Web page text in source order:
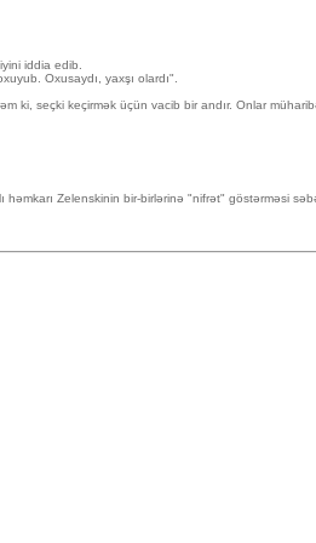
iddia edib.
Oxusaydı, yaxşı olardı".
ki, seçki keçirmək üçün vacib bir andır. Onlar
Zelenskinin bir-birlərinə "nifrət" göstərməsi